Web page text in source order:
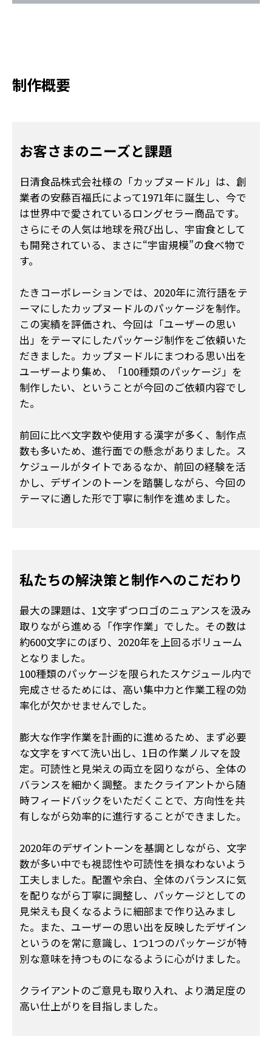
制作概要
お客さまのニーズと課題
日清食品株式会社様の「カップヌードル」は、創
業者の安藤百福氏によって1971年に誕生し、今で
は世界中で愛されているロングセラー商品です。
さらにその人気は地球を飛び出し、宇宙食として
も開発されている、まさに“宇宙規模”の食べ物で
す。
たきコーポレーションでは、2020年に流行語をテ
ーマにしたカップヌードルのパッケージを制作。
この実績を評価され、今回は「ユーザーの思い
出」をテーマにしたパッケージ制作をご依頼いた
だきました。カップヌードルにまつわる思い出を
ユーザーより集め、「100種類のパッケージ」を
制作したい、ということが今回のご依頼内容でし
た。
前回に比べ文字数や使用する漢字が多く、制作点
数も多いため、進行面での懸念がありました。ス
ケジュールがタイトであるなか、前回の経験を活
かし、デザインのトーンを踏襲しながら、今回の
テーマに適した形で丁寧に制作を進めました。
私たちの解決策と制作へのこだわり
最大の課題は、1文字ずつロゴのニュアンスを汲み
取りながら進める「作字作業」でした。その数は
約600文字にのぼり、2020年を上回るボリューム
となりました。
100種類のパッケージを限られたスケジュール内で
完成させるためには、高い集中力と作業工程の効
率化が欠かせませんでした。
膨大な作字作業を計画的に進めるため、まず必要
な文字をすべて洗い出し、1日の作業ノルマを設
定。可読性と見栄えの両立を図りながら、全体の
バランスを細かく調整。またクライアントから随
時フィードバックをいただくことで、方向性を共
有しながら効率的に進行することができました。
2020年のデザイントーンを基調としながら、文字
数が多い中でも視認性や可読性を損なわないよう
工夫しました。配置や余白、全体のバランスに気
を配りながら丁寧に調整し、パッケージとしての
見栄えも良くなるように細部まで作り込みまし
た。また、ユーザーの思い出を反映したデザイン
というのを常に意識し、1つ1つのパッケージが特
別な意味を持つものになるように心がけました。
クライアントのご意見も取り入れ、より満足度の
高い仕上がりを目指しました。